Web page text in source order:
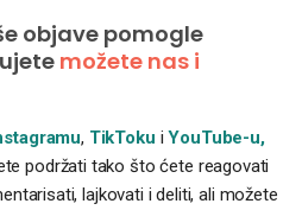
objave pomogle
možete nas i
, TikToku iYouTube-u,
podržati tako što ćete reagovati
lajkovati i deliti, ali možete